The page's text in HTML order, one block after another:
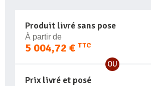
Produit livré sans pose
À partir de
5 004,72 € TTC
OU
Prix livré et posé